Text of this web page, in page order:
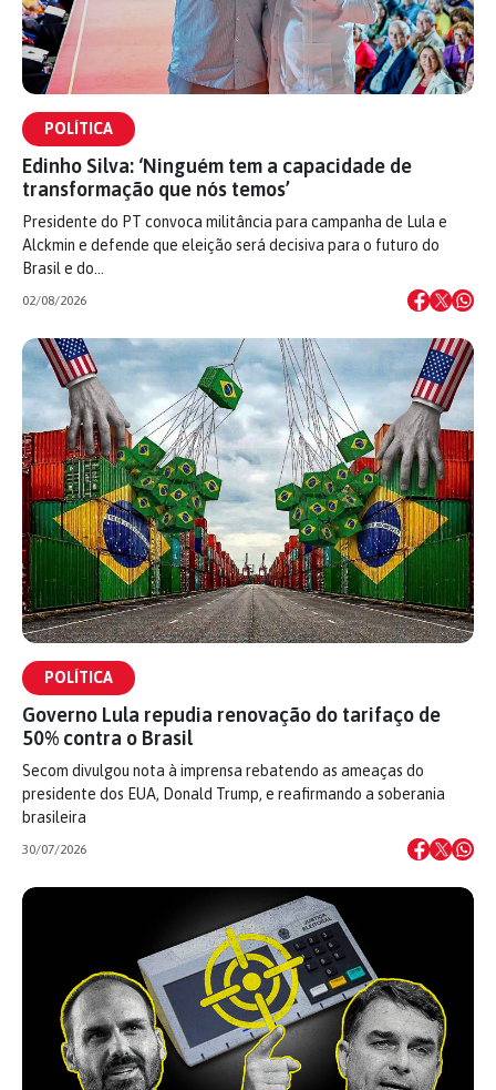
POLÍTICA
Edinho Silva: ‘Ninguém tem a capacidade de
transformação que nós temos’
Presidente do PT convoca militância para campanha de Lula e
Alckmin e defende que eleição será decisiva para o futuro do
Brasil e do…
02/08/2026
POLÍTICA
Governo Lula repudia renovação do tarifaço de
50% contra o Brasil
Secom divulgou nota à imprensa rebatendo as ameaças do
presidente dos EUA, Donald Trump, e reafirmando a soberania
brasileira
30/07/2026